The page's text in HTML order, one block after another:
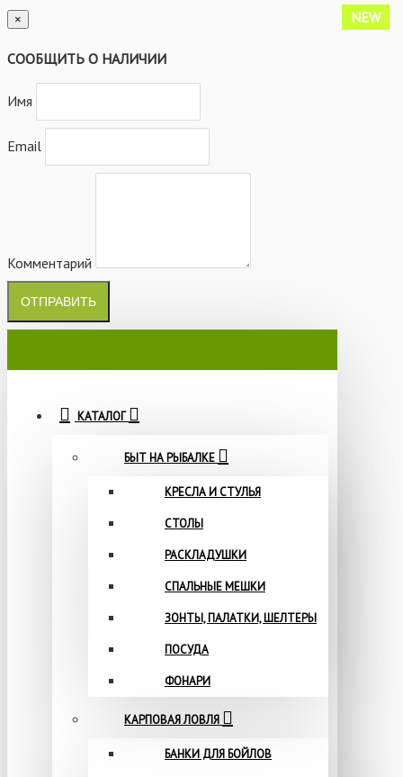
×
СООБЩИТЬ О НАЛИЧИИ
Имя
Email
Комментарий
ОТПРАВИТЬ
КАТАЛОГ
БЫТ НА РЫБАЛКЕ
КРЕСЛА И СТУЛЬЯ
СТОЛЫ
РАСКЛАДУШКИ
СПАЛЬНЫЕ МЕШКИ
ЗОНТЫ, ПАЛАТКИ, ШЕЛТЕРЫ
ПОСУДА
ФОНАРИ
КАРПОВАЯ ЛОВЛЯ
БАНКИ ДЛЯ БОЙЛОВ
NEW